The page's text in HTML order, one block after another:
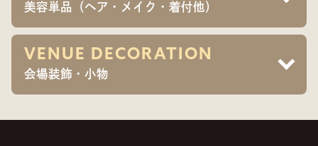
美容単品（ヘア・メイク・着付他）
VENUE DECORATION
会場装飾・小物